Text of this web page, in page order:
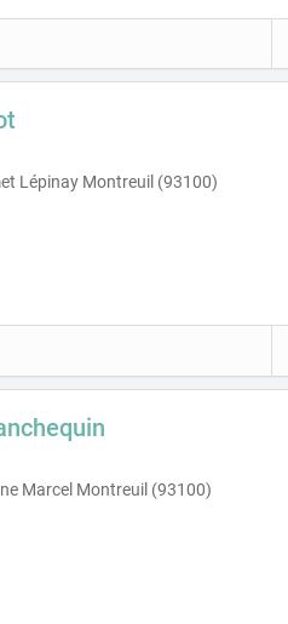
Lépinay Montreuil (93100)
Marcel Montreuil (93100)